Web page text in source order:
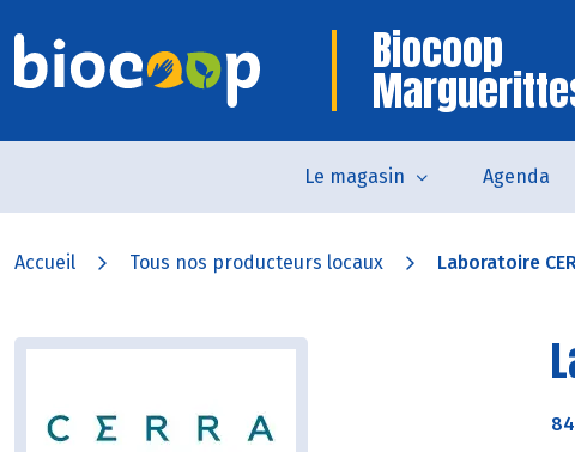
Biocoop
Le magasin Agenda
Accueil Tous nos producteurs locaux Laboratoire